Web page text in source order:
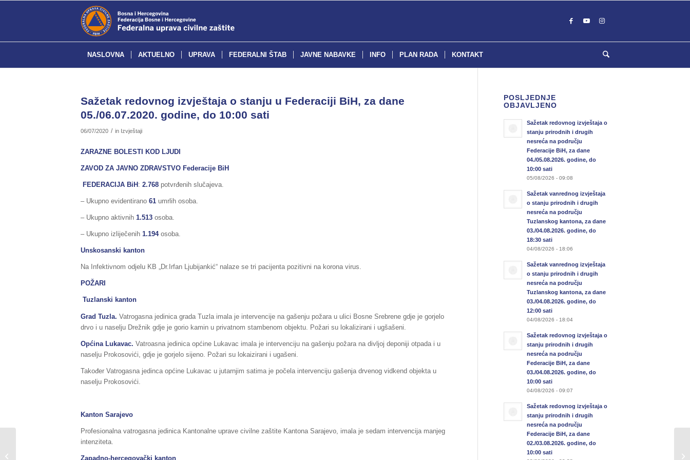
NASLOVNA AKTUELNO UPRAVA FEDERALNI ŠTAB JAVNE NABAVKE INFO PLAN RADA KONTAKT
Sažetak redovnog izvještaja o stanju u Federaciji BiH, za dane
05./06.07.2020. godine, do 10:00 sati
06/07/2020 / in Izvještaji
ZARAZNE BOLESTI KOD LJUDI
ZAVOD ZA JAVNO ZDRAVSTVO Federacije BiH
FEDERACIJA BiH : 2.768 potvrđenih slučajeva.
– Ukupno evidentirano 61 umrlih osoba.
– Ukupno aktivnih 1.513 osoba.
– Ukupno izliječenih 1.194osoba.
Unskosanski kanton
Na Infektivnom odjelu KB „Dr.Irfan Ljubijankić“ nalaze se tri pacijenta pozitivni na korona virus.
POŽARI
Tuzlanski kanton
Grad Tuzla. Vatrogasna jedinica grada Tuzla imala je intervencije na gašenju požara u ulici Bosne Srebrene gdje je gorjelo
drvo i u naselju Drežnik gdje je gorio kamin u privatnom stambenom objektu. Požari su lokalizirani i ugšašeni.
Općina Lukavac. Vatroasna jedinica općine Lukavac imala je intervenciju na gašenju požara na divljoj deponiji otpada i u
naselju Prokosovići, gdje je gorjelo sijeno. Požari su lokaizirani i ugašeni.
Također Vatrogasna jedinca općine Lukavac u jutarnjim satima je počela intervenciju gašenja drvenog vidkend objekta u
naselju Prokosovići.
Kanton Sarajevo
Profesionalna vatrogasna jedinica Kantonalne uprave civilne zaštite Kantona Sarajevo, imala je sedam intervencija manjeg
intenziteta.
Zapadno-hercegovački kanton
POSLJEDNJE
OBJAVLJENO
Sažetak redovnog izvještaja o
stanju prirodnih i drugih
nesreća na području
Federacije BiH, za dane
04./05.08.2026. godine, do
10:00 sati
05/08/2026 - 09:08
Sažetak vanrednog izvještaja
o stanju prirodnih i drugih
nesreća na području
Tuzlanskog kantona, za dane
03./04.08.2026. godine, do
18:30 sati
04/08/2026 - 18:06
Sažetak vanrednog izvještaja
o stanju prirodnih i drugih
nesreća na području
Tuzlanskog kantona, za dane
03./04.08.2026. godine, do
12:00 sati
04/08/2026 - 18:04
Sažetak redovnog izvještaja o
stanju prirodnih i drugih
nesreća na području
Federacije BiH, za dane
03./04.08.2026. godine, do
10:00 sati
04/08/2026 - 09:07
Sažetak redovnog izvještaja o
stanju prirodnih i drugih
nesreća na području
Federacije BiH, za dane
02./03.08.2026. godine, do
10:00 sati
Sažetak redovnog izvještaja o stanju
u Federaciji BiH, za dane
u